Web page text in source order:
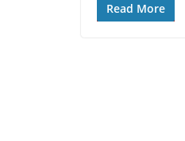
Read More